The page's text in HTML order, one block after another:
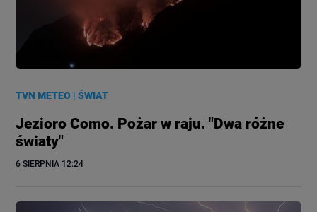
TVN METEO |ŚWIAT
Jezioro Como. Pożar w raju. "Dwa różne
światy"
6 SIERPNIA 12:24